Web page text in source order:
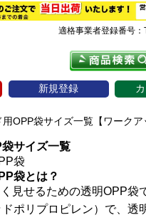
適格事業者登録番号
新規登録
OPP袋サイズ一覧【ワークア
サイズ一覧
袋とは？
見せるための透明OPP袋
ポリプロピレン）で、透